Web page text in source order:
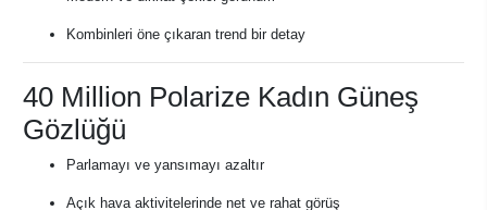
Kombinleri öne çıkaran trend bir detay
40 Million Polarize Kadın Güneş
Gözlüğü
Parlamayı ve yansımayı azaltır
Açık hava aktivitelerinde net ve rahat görüş